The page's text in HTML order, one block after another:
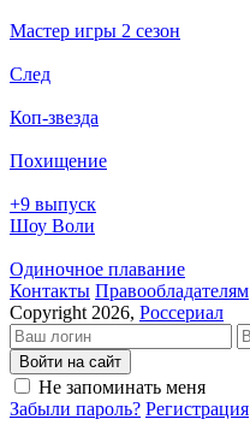
Мастер игры 2 сезон
След
Коп-звезда
Похищение
+9 выпуск
Шоу Воли
Одиночное плавание
Кон­так­ты Пра­во­об­ла­да­те­лям
Copyright 2026, Россериал
Войти на сайт
Не запоминать меня
Забыли пароль? Регистрация